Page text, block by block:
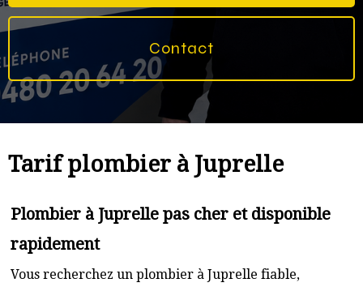
Contact
Tarif plombier à Juprelle
Plombier à Juprelle pas cher et disponible
rapidement
Vous recherchez un plombier à Juprelle fiable,